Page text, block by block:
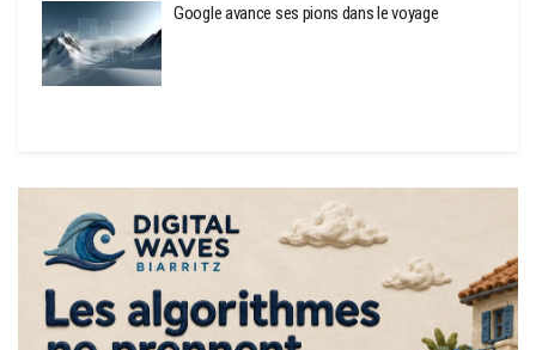
Google avance ses pions dans le voyage